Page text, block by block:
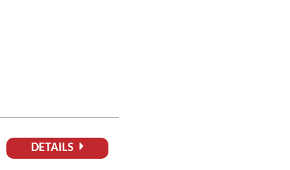
DETAILS